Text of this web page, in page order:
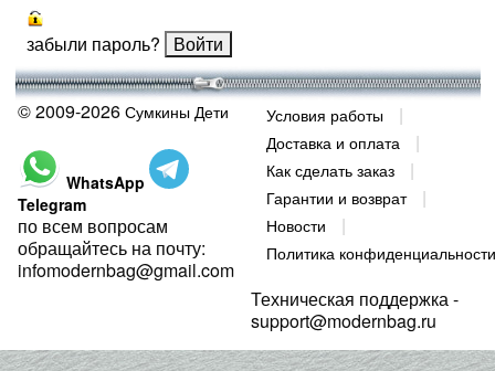
забыли пароль?
© 2009-2026 Сумкины Дети
WhatsApp
Telegram
по всем вопросам
обращайтесь на почту:
infomodernbag@gmail.com
Условия работы
Доставка и оплата
Как сделать заказ
Гарантии и возврат
Новости
Политика конфиденциальности
Техническая поддержка -
support@modernbag.ru